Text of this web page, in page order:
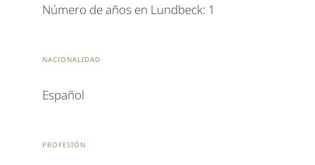
Número de años en Lundbeck: 1
Nacionalidad
Español
Profesión